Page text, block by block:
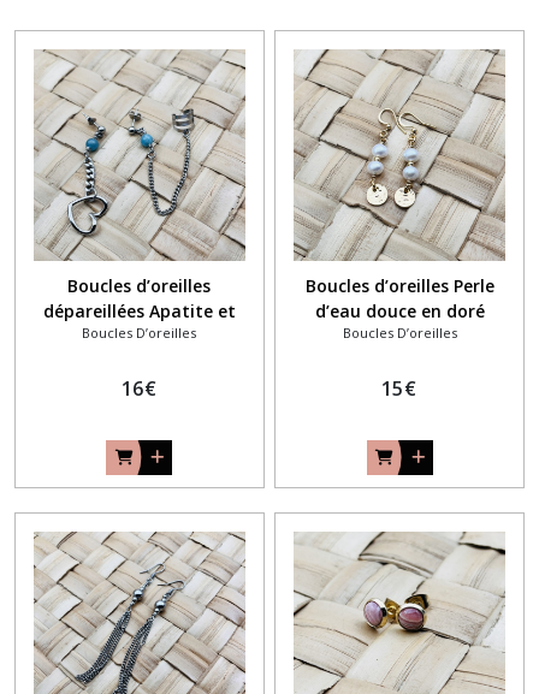
Boucles d’oreilles
dépareillées Apatite et
coeur
Boucles D’oreilles
16€
Boucles d’oreilles Perle
d’eau douce en doré
Boucles D’oreilles
15€